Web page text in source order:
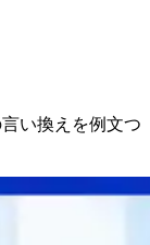
い換えを例文つ